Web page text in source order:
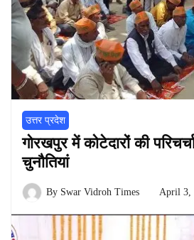
उत्तर प्रदेश
गोरखपुर में कोटेदारों की
चुनौतियां
By Swar Vidroh Times April 3,